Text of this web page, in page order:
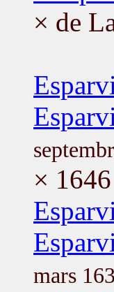
× de
×
mars